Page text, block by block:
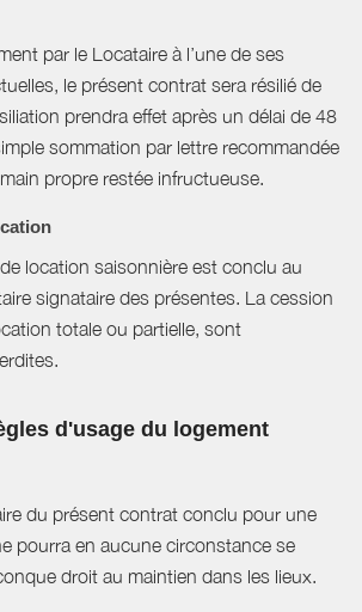
par le Locataire à l’une de ses
le présent contrat sera résilié de
prendra effet après un délai de 48
sommation par lettre recommandée
propre restée infructueuse.
location saisonnière est conclu au
signataire des présentes. La cession
totale ou partielle, sont
d'usage du logement
du présent contrat conclu pour une
pourra en aucune circonstance se
droit au maintien dans les lieux.